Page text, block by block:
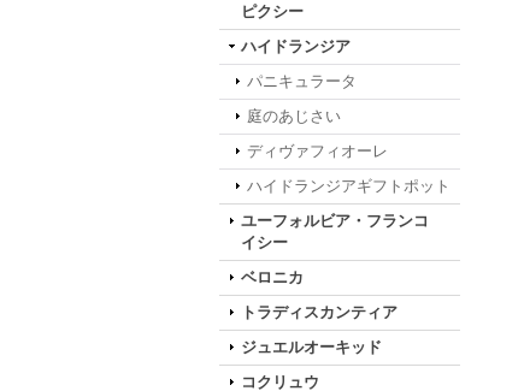
ピクシー
ハイドランジア
パニキュラータ
庭のあじさい
ディヴァフィオーレ
ハイドランジアギフトポット
ユーフォルビア・フランコ
イシー
ベロニカ
トラディスカンティア
ジュエルオーキッド
コクリュウ